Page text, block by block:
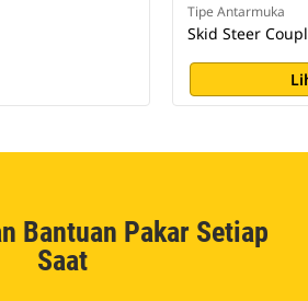
Tipe Antarmuka
Skid Steer
Bantuan Pakar Setiap
Saat